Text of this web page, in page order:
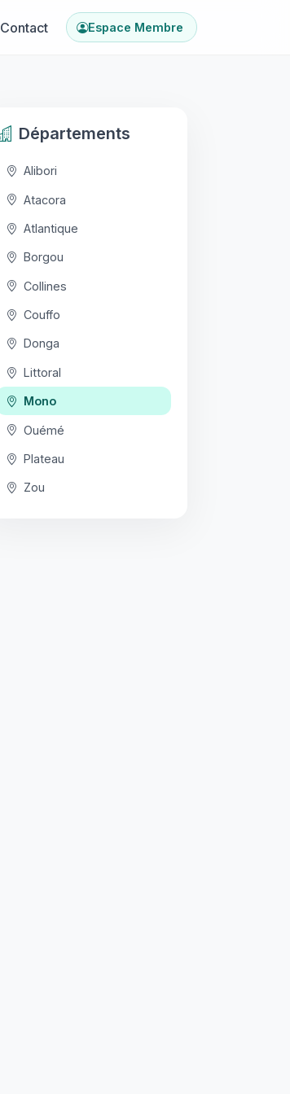
Contact Espace Membre
Départements
Alibori
Atacora
Atlantique
Borgou
Collines
Couffo
Donga
Littoral
Mono
Ouémé
Plateau
Zou